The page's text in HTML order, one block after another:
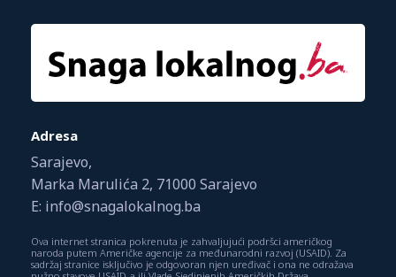
Adresa
Sarajevo,
Marka Marulića 2, 71000 Sarajevo
E: info@snagalokalnog.ba
Ova internet stranica pokrenuta je zahvaljujući podršci američkog
naroda putem Američke agencije za međunarodni razvoj (USAID). Za
sadržaj stranice isključivo je odgovoran njen uređivač i ona ne odražava